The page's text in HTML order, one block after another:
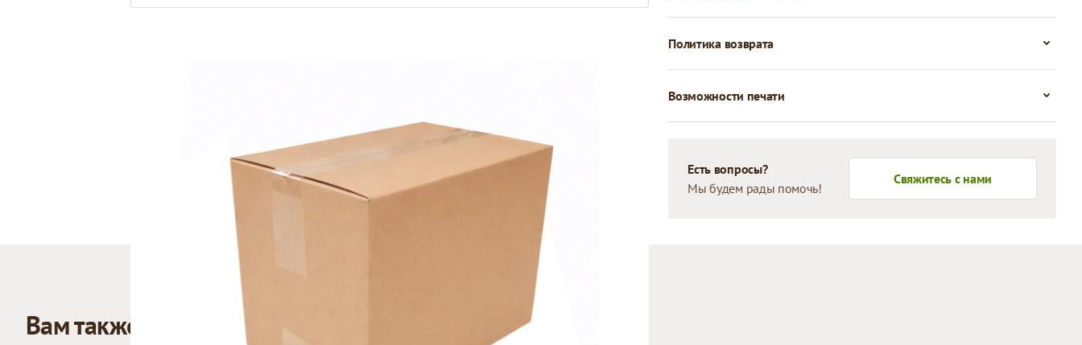
Политика возврата
Возможности печати
Есть вопросы?
Мы будем рады помочь!
Свяжитесь с нами
Вам также может понравиться